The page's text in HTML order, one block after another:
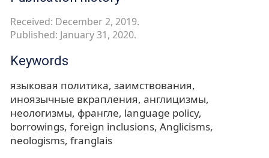
Received: December 2, 2019.
Published: January 31, 2020.
Keywords
языковая политика заимствования
иноязычные вкрапления англицизмы
неологизмы франгле language policy
borrowings foreign inclusions Anglicisms
neologisms franglais